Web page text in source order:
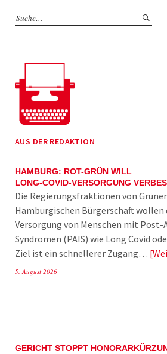
AUS DER REDAKTION
HAMBURG: ROT-GRÜN WILL
LONG-COVID-VERSORGUNG
Die Regierungsfraktionen von
Hamburgischen Bürgerschaft wollen
Versorgung von Menschen mit
Syndromen (PAIS) wie Long Covid
Ziel ist ein schnellerer Zugang…
5. August 2026
GERICHT STOPPT